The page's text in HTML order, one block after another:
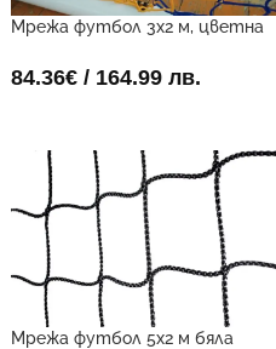
Мрежа футбол 3х2 м, цветна
84.36€ / 164.99 лв.
Мрежа футбол 5х2 м бяла